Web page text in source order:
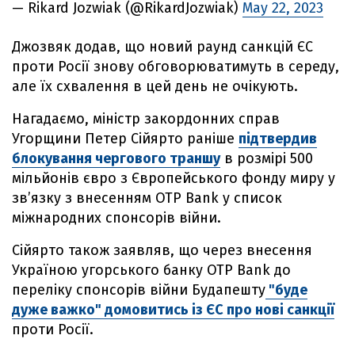
— Rikard Jozwiak (@RikardJozwiak) May 22, 2023
Джозвяк додав, що новий раунд санкцій ЄС
проти Росії знову обговорюватимуть в середу,
але їх схвалення в цей день не очікують.
Нагадаємо, міністр закордонних справ
Угорщини Петер Сійярто раніше підтвердив
блокування чергового траншув розмірі 500
мільйонів євро з Європейського фонду миру у
зв’язку з внесенням OTP Bank у список
міжнародних спонсорів війни.
Сійярто також заявляв, що через внесення
Україною угорського банку OTP Bank до
переліку спонсорів війни Будапешту "буде
дуже важко" домовитись із ЄС про нові санкції
проти Росії.